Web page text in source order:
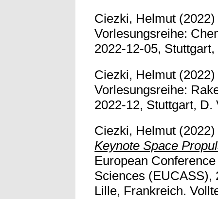
Ciezki, Helmut
Vorlesungsreihe:
2022-12-05,
Ciezki, Helmut
Vorlesungsreihe:
2022-12, Stuttgart,
Ciezki, Helmut
Keynote Space
European
Sciences (EUCASS),
Lille, Frankreich.